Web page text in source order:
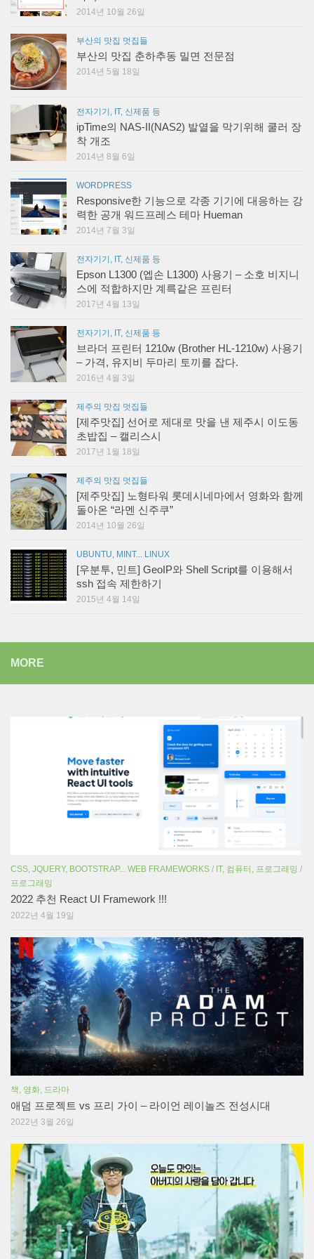
2014년 10월 26일
부산의 맛집 멋집들
부산의 맛집 춘하추동 밀면 전문점
2014년 5월 18일
전자기기, IT, 신제품 등
ipTime의 NAS-II(NAS2) 발열을 막기위해 쿨러 장
착 개조
2014년 8월 6일
WORDPRESS
Responsive한 기능으로 각종 기기에 대응하는 강
력한 공개 워드프레스 테마 Hueman
2014년 7월 3일
전자기기, IT, 신제품 등
Epson L1300 (엡손 L1300) 사용기 – 소호 비지니
스에 적합하지만 계륵같은 프린터
2017년 4월 13일
전자기기, IT, 신제품 등
브라더 프린터 1210w (Brother HL-1210w) 사용기
– 가격, 유지비 두마리 토끼를 잡다.
2016년 4월 3일
제주의 맛집 멋집들
[제주맛집] 선어로 제대로 맛을 낸 제주시 이도동
초밥집 – 캘리스시
2017년 1월 18일
제주의 맛집 멋집들
[제주맛집] 노형타워 롯데시네마에서 영화와 함께
돌아온 “라멘 신주쿠”
2014년 10월 26일
UBUNTU, MINT... LINUX
[우분투, 민트] GeoIP와 Shell Script를 이용해서
ssh 접속 제한하기
2015년 4월 14일
MORE
CSS, JQUERY, BOOTSTRAP... WEB FRAMEWORKS / IT, 컴퓨터, 프로그래밍 /
프로그래밍
2022 추천 React UI Framework !!!
2022년 4월 19일
책, 영화, 드라마
애덤 프로젝트 vs 프리 가이 – 라이언 레이놀즈 전성시대
2022년 3월 26일